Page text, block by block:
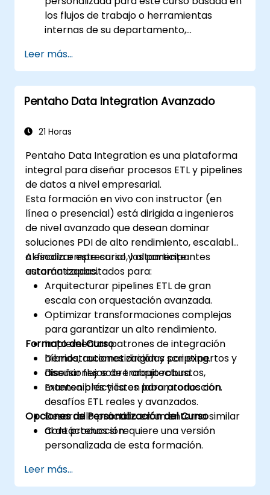
los flujos de trabajo o herramientas
internas de su departamento,
Leer más...
Pentaho Data Integration Avanzado
21 Horas
Pentaho Data Integration es una plataforma
integral para diseñar procesos ETL y pipelines
de datos a nivel empresarial.
Esta formación en vivo con instructor (en
línea o presencial) está dirigida a ingenieros
de nivel avanzado que desean dominar
soluciones PDI de alto rendimiento, escalables
a escala empresarial y altamente
automatizadas.
Al finalizar este curso, los participantes
estarán capacitados para:
Arquitecturar pipelines ETL de gran
escala con orquestación avanzada.
Optimizar transformaciones complejas
para garantizar un alto rendimiento.
Implementar patrones de integración
híbrida, automatización y scripting.
Diseñar flujos de trabajo robustos,
mantenibles y listos para producción.
Formato del Curso
Demostraciones dirigidas por expertos y
discusiones sobre arquitectura.
Extensa práctica en laboratorios con
desafíos ETL reales y avanzados.
Desarrollo práctico en un entorno similar
al de producción.
Opciones de Personalización del Curso
Contáctenos si requiere una versión
personalizada de esta formación.
Leer más...